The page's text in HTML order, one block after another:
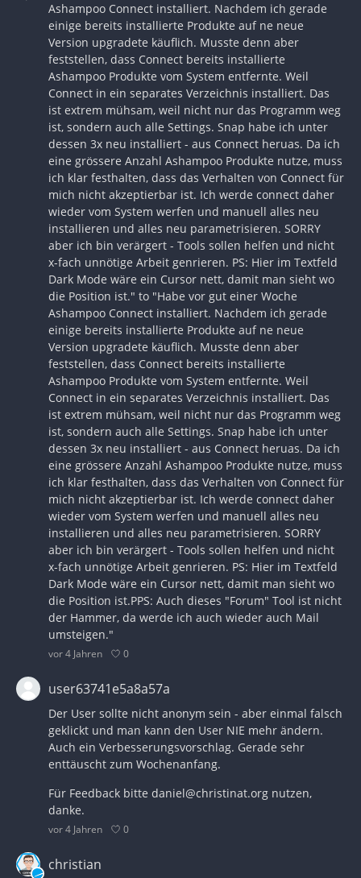
Ashampoo Connect installiert. Nachdem ich gerade
einige bereits installierte Produkte auf ne neue
Version upgradete käuflich. Musste denn aber
feststellen, dass Connect bereits installierte
Ashampoo Produkte vom System entfernte. Weil
Connect in ein separates Verzeichnis installiert. Das
ist extrem mühsam, weil nicht nur das Programm weg
ist, sondern auch alle Settings. Snap habe ich unter
dessen 3x neu installiert - aus Connect heruas. Da ich
eine grössere Anzahl Ashampoo Produkte nutze, muss
ich klar festhalten, dass das Verhalten von Connect für
mich nicht akzeptierbar ist. Ich werde connect daher
wieder vom System werfen und manuell alles neu
installieren und alles neu parametrisieren. SORRY
aber ich bin verärgert - Tools sollen helfen und nicht
x-fach unnötige Arbeit genrieren. PS: Hier im Textfeld
Dark Mode wäre ein Cursor nett, damit man sieht wo
die Position ist." to "Habe vor gut einer Woche
Ashampoo Connect installiert. Nachdem ich gerade
einige bereits installierte Produkte auf ne neue
Version upgradete käuflich. Musste denn aber
feststellen, dass Connect bereits installierte
Ashampoo Produkte vom System entfernte. Weil
Connect in ein separates Verzeichnis installiert. Das
ist extrem mühsam, weil nicht nur das Programm weg
ist, sondern auch alle Settings. Snap habe ich unter
dessen 3x neu installiert - aus Connect heruas. Da ich
eine grössere Anzahl Ashampoo Produkte nutze, muss
ich klar festhalten, dass das Verhalten von Connect für
mich nicht akzeptierbar ist. Ich werde connect daher
wieder vom System werfen und manuell alles neu
installieren und alles neu parametrisieren. SORRY
aber ich bin verärgert - Tools sollen helfen und nicht
x-fach unnötige Arbeit genrieren. PS: Hier im Textfeld
Dark Mode wäre ein Cursor nett, damit man sieht wo
die Position ist.PPS: Auch dieses "Forum" Tool ist nicht
der Hammer, da werde ich auch wieder auch Mail
umsteigen."
vor 4 Jahren 0
user63741e5a8a57a
Der User sollte nicht anonym sein - aber einmal falsch
geklickt und man kann den User NIE mehr ändern.
Auch ein Verbesserungsvorschlag. Gerade sehr
enttäuscht zum Wochenanfang.
Für Feedback bitte daniel@christinat.org nutzen,
danke.
vor 4 Jahren 0
christian